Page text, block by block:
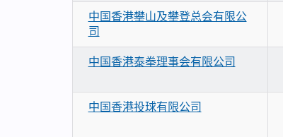
中国香港攀山及攀登总会有限公
司
中国香港泰拳理事会有限公司
中国香港投球有限公司